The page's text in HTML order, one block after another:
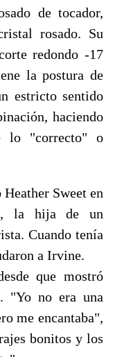
de tocador,
rosado. Su
redondo -17
la postura de
estricto sentido
haciendo
lo "correcto" o
Sweet en
la hija de un
Cuando tenía
a Irvine.
que mostró
"Yo no era una
me encantaba",
bonitos y los